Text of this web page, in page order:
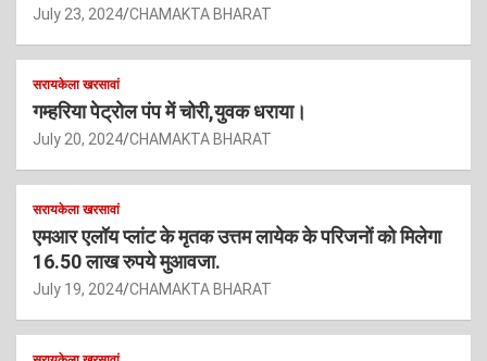
July 23, 2024 CHAMAKTA BHARAT
सरायकेला खरसावां
गम्हरिया पेट्रोल पंप में चोरी,युवक धराया।
July 20, 2024 CHAMAKTA BHARAT
सरायकेला खरसावां
एमआर एलॉय प्लांट के मृतक उत्तम लायेक के परिजनों को मिलेगा
16.50 लाख रुपये मुआवजा.
July 19, 2024 CHAMAKTA BHARAT